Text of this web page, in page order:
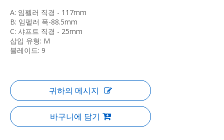
A: 임펠러 직경 - 117mm
B: 임펠러 폭-88.5mm
C: 샤프트 직경 - 25mm
삽입 유형: M
블레이드: 9
귀하의 메시지
바구니에 담기